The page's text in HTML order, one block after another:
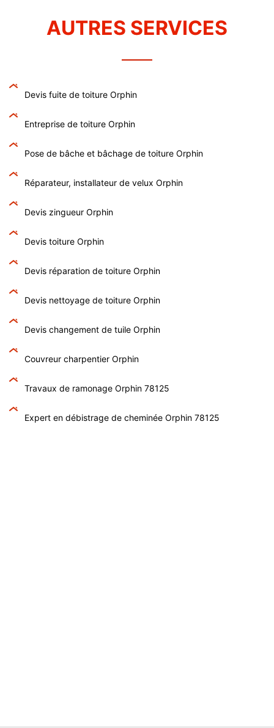
AUTRES SERVICES
Devis fuite de toiture Orphin
Entreprise de toiture Orphin
Pose de bâche et bâchage de toiture Orphin
Réparateur, installateur de velux Orphin
Devis zingueur Orphin
Devis toiture Orphin
Devis réparation de toiture Orphin
Devis nettoyage de toiture Orphin
Devis changement de tuile Orphin
Couvreur charpentier Orphin
Travaux de ramonage Orphin 78125
Expert en débistrage de cheminée Orphin 78125